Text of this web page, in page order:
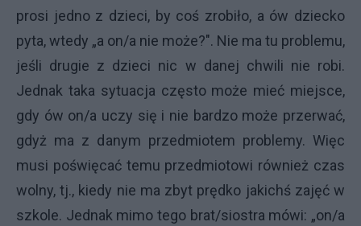
prosi jedno z dzieci, by coś zrobiło, a ów dziecko
pyta, wtedy „a on/a nie może?". Nie ma tu problemu,
jeśli drugie z dzieci nic w danej chwili nie robi.
Jednak taka sytuacja często może mieć miejsce,
gdy ów on/a uczy się i nie bardzo może przerwać,
gdyż ma z danym przedmiotem problemy. Więc
musi poświęcać temu przedmiotowi również czas
wolny, tj., kiedy nie ma zbyt prędko jakichś zajęć w
szkole. Jednak mimo tego brat/siostra mówi: „on/a